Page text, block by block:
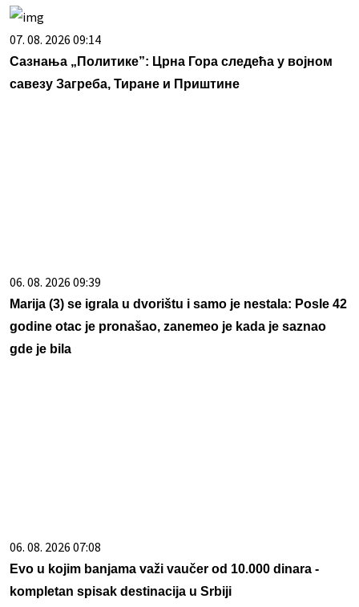
07. 08. 2026 09:14
Сазнања „Политике”: Црна Гора следећа у војном
савезу Загреба, Тиране и Приштине
06. 08. 2026 09:39
Marija (3) se igrala u dvorištu i samo je nestala: Posle 42
godine otac je pronašao, zanemeo je kada je saznao
gde je bila
06. 08. 2026 07:08
Evo u kojim banjama važi vaučer od 10.000 dinara -
kompletan spisak destinacija u Srbiji